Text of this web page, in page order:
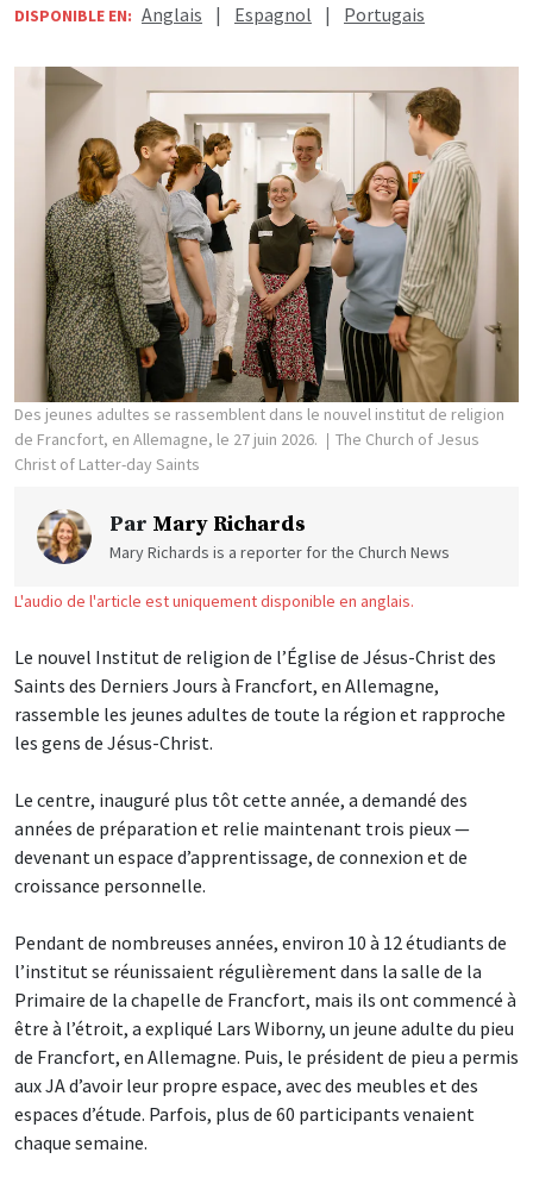
DISPONIBLE EN: Anglais | Espagnol | Portugais
Des jeunes adultes se rassemblent dans le nouvel institut de religion
de Francfort, en Allemagne, le 27 juin 2026.
The Church of Jesus
Christ of Latter-day Saints
Par Mary Richards
Mary Richards is a reporter for the Church News
L'audio de l'article est uniquement disponible en anglais.
Le nouvel Institut de religion de l’Église de Jésus-Christ des
Saints des Derniers Jours à Francfort, en Allemagne,
rassemble les jeunes adultes de toute la région et rapproche
les gens de Jésus-Christ.
Le centre, inauguré plus tôt cette année, a demandé des
années de préparation et relie maintenant trois pieux —
devenant un espace d’apprentissage, de connexion et de
croissance personnelle.
Pendant de nombreuses années, environ 10 à 12 étudiants de
l’institut se réunissaient régulièrement dans la salle de la
Primaire de la chapelle de Francfort, mais ils ont commencé à
être à l’étroit, a expliqué Lars Wiborny, un jeune adulte du pieu
de Francfort, en Allemagne. Puis, le président de pieu a permis
aux JA d’avoir leur propre espace, avec des meubles et des
espaces d’étude. Parfois, plus de 60 participants venaient
chaque semaine.